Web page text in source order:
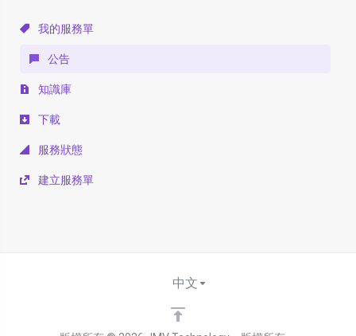
我的服務單
公告
知識庫
下載
服務狀態
建立服務單
中文